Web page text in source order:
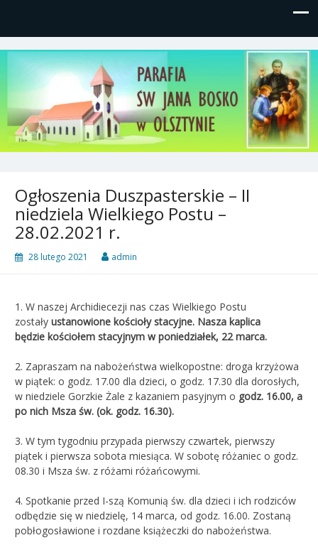
Parafia św, Jana Bosko w
Olsztynie
Gutkowo, ul. Żółkiewskiego 1
Ogłoszenia Duszpasterskie – II
niedziela Wielkiego Postu –
28.02.2021 r.
28 lutego 2021 admin
1. W naszej Archidiecezji nas czas Wielkiego Postu
zostały ustanowione kościoły stacyjne. Nasza kaplica
będzie kościołem stacyjnym w poniedziałek, 22 marca.
2. Zapraszam na nabożeństwa wielkopostne: droga krzyżowa
w piątek: o godz. 17.00 dla dzieci, o godz. 17.30 dla dorosłych,
w niedziele Gorzkie Żale z kazaniem pasyjnym o godz. 16.00, a
po nich Msza św. (ok. godz. 16.30).
3. W tym tygodniu przypada pierwszy czwartek, pierwszy
piątek i pierwsza sobota miesiąca. W sobotę różaniec o godz.
08.30 i Msza św. z różami różańcowymi.
4. Spotkanie przed I-szą Komunią św. dla dzieci i ich rodziców
odbędzie się w niedzielę, 14 marca, od godz. 16.00. Zostaną
pobłogosławione i rozdane książeczki do nabożeństwa.